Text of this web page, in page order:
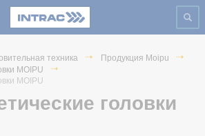
техника
Продукция Moipu
MOIPU
MOIPU
головки